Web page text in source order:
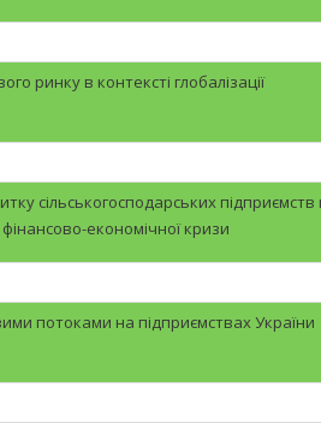
ринку в контексті глобалізації
сільськогосподарських
фінансово-економічної кризи
потоками на підприємствах України